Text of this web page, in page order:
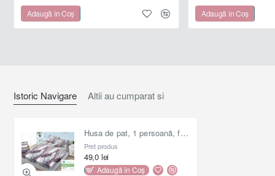
- 2bc față pernă 50x70 cm.
Ambalare :
- ambalaj : husă transparentă din plastic ;
Adaugă în Coş Adaugă în Coş
Istoric Navigare Altii au cumparat si
Husa de pat, 1 persoană, finet, 90x200cm, 3 piese, cu elastic, cu imprimeu, HPP112
Preț produs
49,0 lei
Adaugă în Coş